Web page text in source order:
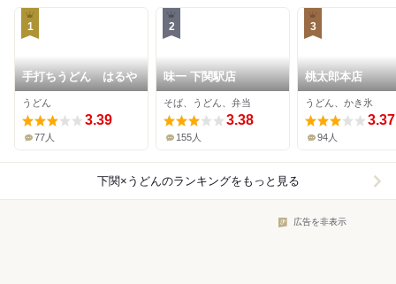
1
手打ちうどん はるや
うどん
3.39
77人
2
味一 下関駅店
そば、うどん、弁当
3.38
155人
3
桃太郎本店
うどん、かき氷
3.37
94人
下関×うどんのランキングをもっと見る
広告を非表示